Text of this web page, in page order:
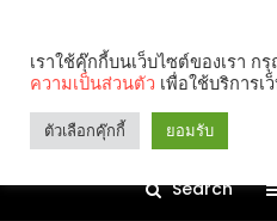
Search
เราใช้คุ๊กกี้บนเว็บไซต์ของเรา
ความเป็นส่วนตัว เพื่อใช้บริการเ
ตัวเลือกคุ๊กกี้ ยอมรับ